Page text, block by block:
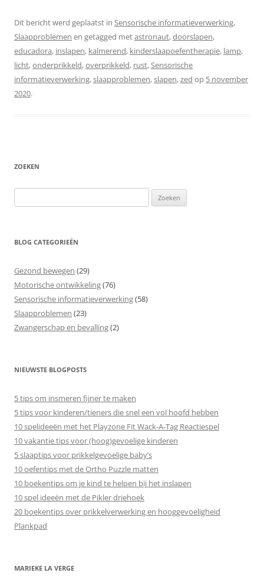
Dit bericht werd geplaatst in Sensorische informatieverwerking,
Slaapproblemen en getagged metastronaut,doorslapen,
educadora, inslapen, kalmerend, kinderslaapoefentherapie, lamp,
licht,onderprikkeld,overprikkeld, rust,Sensorische
informatieverwerking,slaapproblemen,slapen,zed op 5 november
2020.
ZOEKEN
naar:
BLOG CATEGORIEËN
Gezond bewegen (29)
Motorische ontwikkeling(76)
Sensorische informatieverwerking(58)
Slaapproblemen (23)
Zwangerschap en bevalling(2)
NIEUWSTE BLOGPOSTS
5 tips om insmeren fijner te maken
5 tips voor kinderen/tieners die snel een vol hoofd hebben
10 spelideeën met het Playzone Fit Wack-A-Tag Reactiespel
10 vakantie tips voor (hoog)gevoelige kinderen
5 slaaptips voor prikkelgevoelige baby’s
10 oefentips met de Ortho Puzzle matten
10 boekentips om je kind te helpen bij het inslapen
10 spel ideeën met de Pikler driehoek
20 boekentips over prikkelverwerking en hooggevoeligheid
Plankpad
MARIEKE LA VERGE